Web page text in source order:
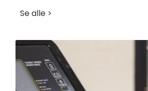
Se alle >